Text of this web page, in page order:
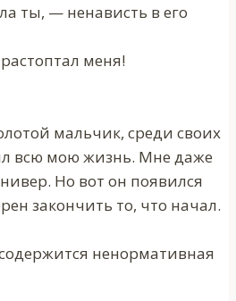
ты, — ненависть в его
меня!
мальчик, среди своих
всю мою жизнь. Мне даже
Но вот он появился
закончить то, что начал.
ненормативная